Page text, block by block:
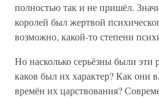
полностью так и не пришёл.
королей был жертвой
возможно, какой-то степени
Но насколько серьёзны были эти
каков был их характер? Как они
времён их царствования?